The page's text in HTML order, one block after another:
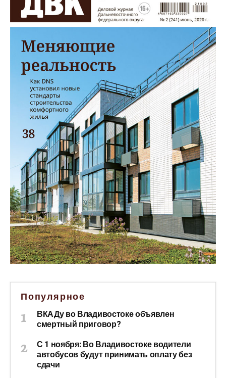
Популярное
ВКАДу во Владивостоке объявлен
смертный приговор?
С 1 ноября: Во Владивостоке водители
автобусов будут принимать оплату без
сдачи